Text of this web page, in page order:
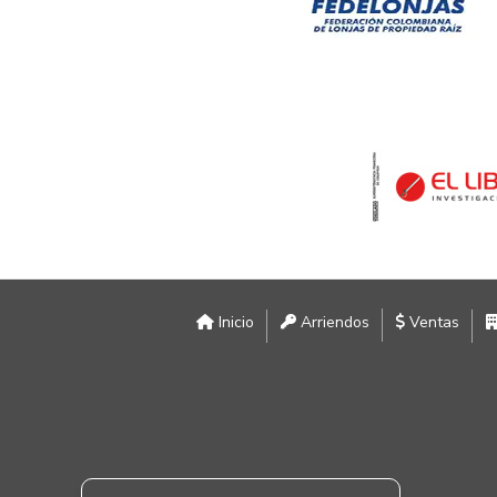
Inicio Arriendos Ventas